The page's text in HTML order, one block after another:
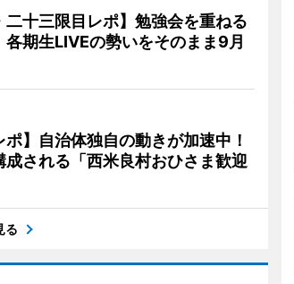
二十三限目レポ】勉強会を重ねる
期生LIVEの勢いをそのまま9月
ポ】自治体独自の動きが加速中！
される「西米良村おひさま歓迎
る